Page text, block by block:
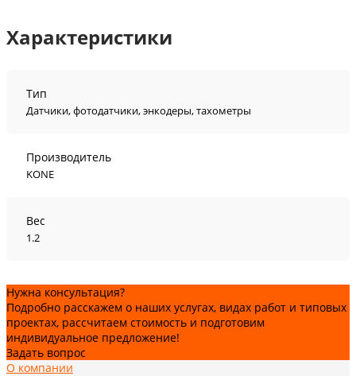
Характеристики
Тип
Датчики, фотодатчики, энкодеры, тахометры
Производитель
KONE
Вес
1.2
Нужна консультация?
Подробно расскажем о наших услугах, видах работ и типовых
проектах, рассчитаем стоимость и подготовим
индивидуальное предложение!
Задать вопрос
О компании